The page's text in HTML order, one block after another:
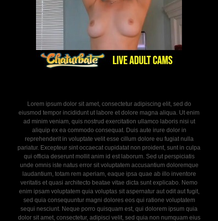
Lorem ipsum dolor sit amet, consectetur adipiscing elit, sed do
eiusmod tempor incididunt ut labore et dolore magna aliqua. Ut enim
ad minim veniam, quis nostrud exercitation ullamco laboris nisi ut
aliquip ex ea commodo consequat. Duis aute irure dolor in
reprehenderit in voluptate velit esse cillum dolore eu fugiat nulla
pariatur. Excepteur sint occaecat cupidatat non proident, sunt in culpa
qui officia deserunt mollit anim id est laborum. Sed ut perspiciatis
unde omnis iste natus error sit voluptatem accusantium doloremque
laudantium, totam rem aperiam, eaque ipsa quae ab illo inventore
veritatis et quasi architecto beatae vitae dicta sunt explicabo. Nemo
enim ipsam voluptatem quia voluptas sit aspernatur aut odit aut fugit,
sed quia consequuntur magni dolores eos qui ratione voluptatem
sequi nesciunt. Neque porro quisquam est, qui dolorem ipsum quia
dolor sit amet, consectetur, adipisci velit, sed quia non numquam eius